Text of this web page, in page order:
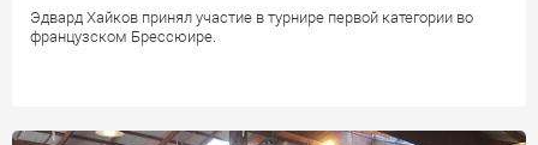
Эдвард Хайков принял участие в турнире первой категории во
французском Брессюире.